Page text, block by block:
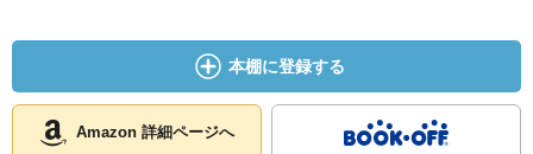
本棚に登録する
Amazon 詳細ページへ